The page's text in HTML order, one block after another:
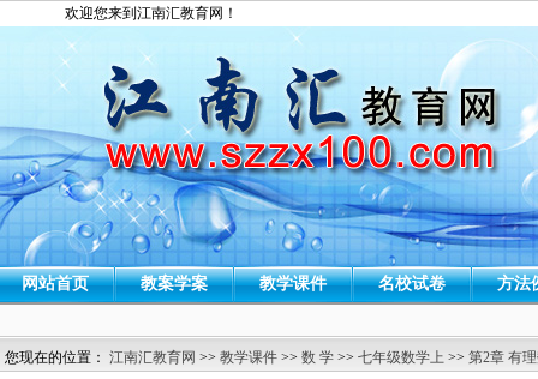
欢迎您来到江南汇教育网！
网站首页 教案学案 教学课件 名校试卷 方法
您现在的位置： 江南汇教育网 >> 教学课件 >> 数 学 >> 七年级数学上 >> 第2章 有